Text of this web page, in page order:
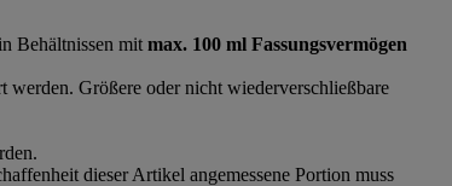
Behältnissen mit max. 100 ml Fassungsvermögen
werden. Größere oder nicht wiederverschließbare
dieser Artikel angemessene Portion muss